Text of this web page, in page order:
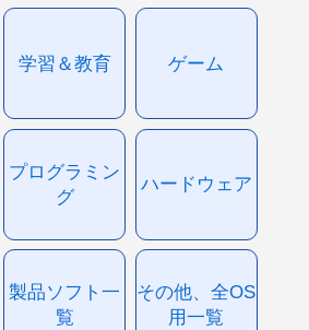
学習＆教育 ゲーム
プログラミン
グ
ハードウェア
製品ソフト一
覧
その他、全OS
用一覧